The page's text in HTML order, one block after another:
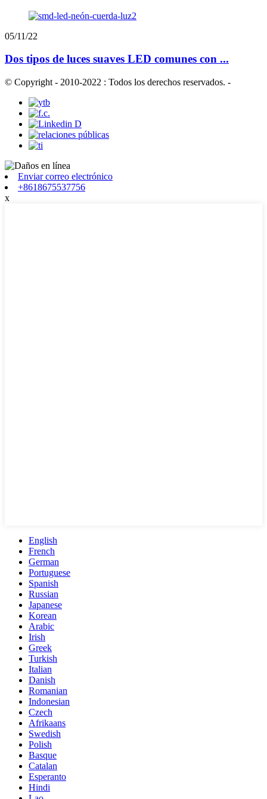
05/11/22
Dos tipos de luces suaves LED comunes con ...
© Copyright - 2010-2022 : Todos los derechos reservados. -
Enviar correo electrónico
+8618675537756
x
English
French
German
Portuguese
Spanish
Russian
Japanese
Korean
Arabic
Irish
Greek
Turkish
Italian
Danish
Romanian
Indonesian
Czech
Afrikaans
Swedish
Polish
Basque
Catalan
Esperanto
Hindi